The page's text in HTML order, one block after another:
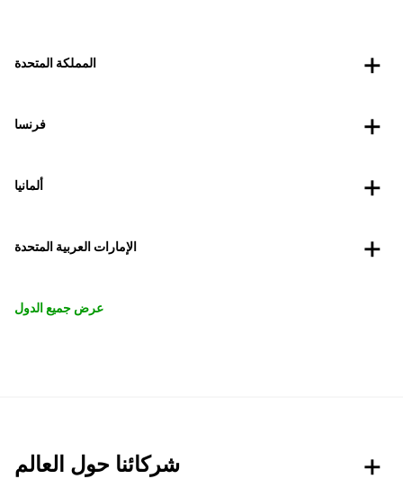
المملكة المتحدة
فرنسا
ألمانيا
الإمارات العربية المتحدة
عرض جميع الدول
شركائنا حول العالم